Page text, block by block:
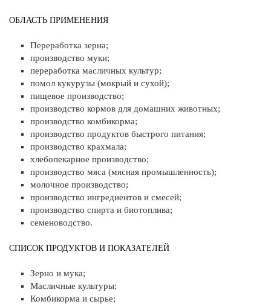
ОБЛАСТЬ ПРИМЕНЕНИЯ
Переработка зерна;
производство муки;
переработка масличных культур;
помол кукурузы (мокрый и сухой);
пищевое производство;
производство кормов для домашних животных;
производство комбикорма;
производство продуктов быстрого питания;
производство крахмала;
хлебопекарное производство;
производство мяса (мясная промышленность);
молочное производство;
производство ингредиентов и смесей;
производство спирта и биотоплива;
семеноводство.
СПИСОК ПРОДУКТОВ И ПОКАЗАТЕЛЕЙ
Зерно и мука;
Масличные культуры;
Комбикорма и сырье;